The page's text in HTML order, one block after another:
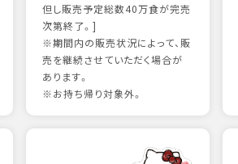
但し販売予定総数40万食が完売
次第終了。]
※期間内の販売状況によって、販
売を継続させていただく場合が
あります。
※お持ち帰り対象外。